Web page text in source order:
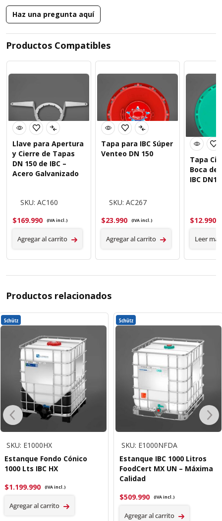
Haz una pregunta aquí
Productos Compatibles
Llave para Apertura
y Cierre de Tapas
DN 150 de IBC –
Acero Galvanizado
SKU: AC160
$169.990 (IVA incl.)
Agregar al carrito
Tapa para IBC Súper
Venteo DN 150
SKU: AC267
$23.990 (IVA incl.)
Agregar al carrito
Tapa
Boca de
IBC
$12.990
Leer más
Productos relacionados
SKU: E1000HX
Schütz
Estanque Fondo Cónico
1000 Lts IBC HX
$1.199.990 (IVA incl.)
Agregar al carrito
SKU: E1000NFDA
Schütz
Estanque IBC 1000 Litros
FoodCert MX UN – Máxima
Calidad
$509.990 (IVA incl.)
Agregar al carrito